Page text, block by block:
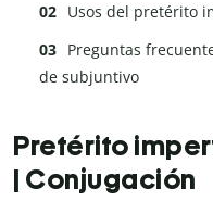
Usos del pretérito
Preguntas
de subjuntivo
Pretérito
| Conjugación